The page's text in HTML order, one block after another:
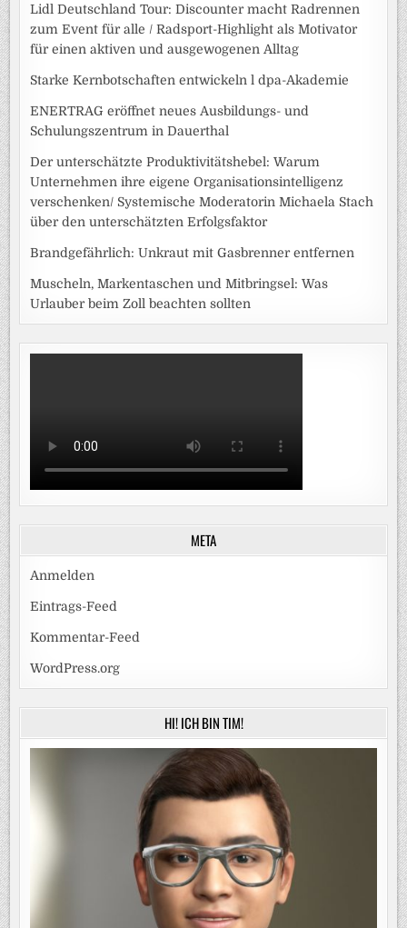
Lidl Deutschland Tour: Discounter macht Radrennen
zum Event für alle / Radsport-Highlight als Motivator
für einen aktiven und ausgewogenen Alltag
Starke Kernbotschaften entwickeln l dpa-Akademie
ENERTRAG eröffnet neues Ausbildungs- und
Schulungszentrum in Dauerthal
Der unterschätzte Produktivitätshebel: Warum
Unternehmen ihre eigene Organisationsintelligenz
verschenken/ Systemische Moderatorin Michaela Stach
über den unterschätzten Erfolgsfaktor
Brandgefährlich: Unkraut mit Gasbrenner entfernen
Muscheln, Markentaschen und Mitbringsel: Was
Urlauber beim Zoll beachten sollten
META
Anmelden
Eintrags-Feed
Kommentar-Feed
WordPress.org
HI! ICH BIN TIM!